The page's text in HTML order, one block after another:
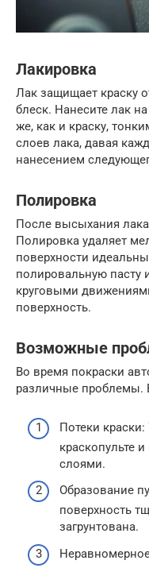
Лакировка
Лак защищает краску
блеск. Нанесите лак
же, как и краску,
слоев лака, давая
нанесением
Полировка
После высыхания
Полировка удаляет
поверхности
полировальную пасту
круговыми
поверхность.
Возможные
Во время покраски
различные проблемы.
Потеки
краскопульте
слоями.
Образование
поверхность
загрунтована.